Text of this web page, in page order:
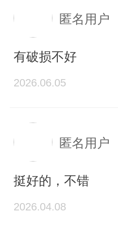
匿名用户
有破损不好
2026.06.05
匿名用户
挺好的，不错
2026.04.08